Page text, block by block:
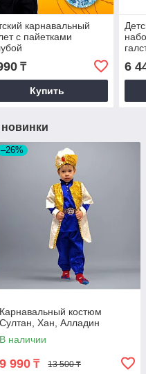
карнавальный
с пайетками
₸
Купить
6
–26%
Карнавальный костюм
Султан, Хан, Алладин
В наличии
9 990 ₸ 13 500 ₸